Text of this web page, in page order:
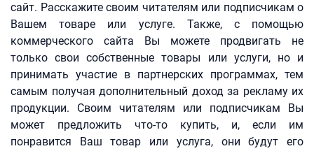
сайт. Расскажите своим читателям или подписчикам о
Вашем товаре или услуге. Также, с помощью
коммерческого сайта Вы можете продвигать не
только свои собственные товары или услуги, но и
принимать участие в партнерских программах, тем
самым получая дополнительный доход за рекламу их
продукции. Своим читателям или подписчикам Вы
может предложить что-то купить, и, если им
понравится Ваш товар или услуга, они будут его